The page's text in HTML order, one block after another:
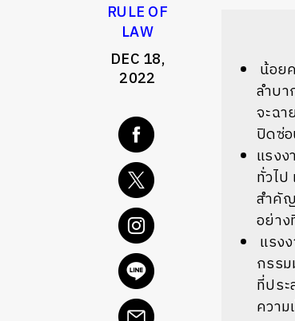
RULE OF
LAW
DEC 18,
2022
น้อย
ลำบ
จะฉา
ปิดซ่อ
แรง
ทั่วไ
สำคั
อย่าง
แรง
กรร
ที่ปร
ควา